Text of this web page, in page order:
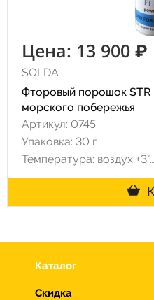
Цена: 13 900 ₽
SOLDA
Фторовый порошок STR
морского побережья
Артикул: 0745
Упаковка: 30 г
Температура: воздух
Каталог
Скидка